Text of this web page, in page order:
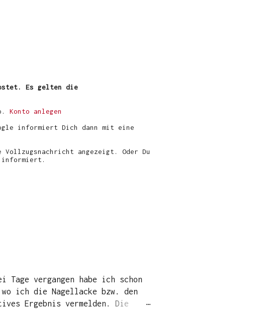
Es gelten die
Konto anlegen
informiert Dich dann mit eine
Vollzugsnachricht angezeigt. Oder Du
informiert.
Tage vergangen habe ich schon
ich die Nagellacke bzw. den
Ergebnis vermelden. Die